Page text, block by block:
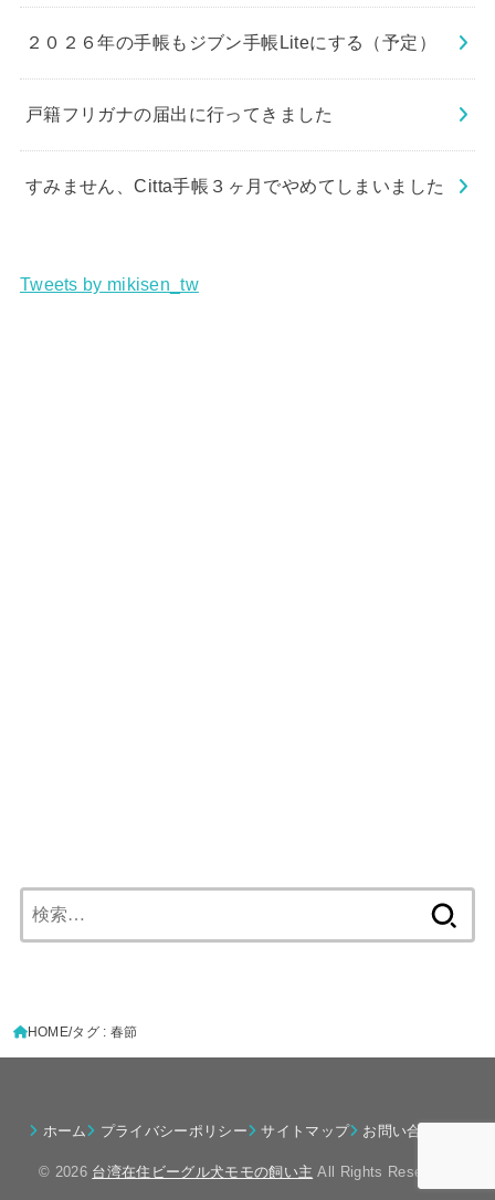
２０２６年の手帳もジブン手帳Liteにする（予定）
戸籍フリガナの届出に行ってきました
すみません、Citta手帳３ヶ月でやめてしまいました
Tweets by mikisen_tw
索:
HOME タグ : 春節
ホーム プライバシーポリシー サイトマップ お問い合わせ
© 2026 台湾在住ビーグル犬モモの飼い主 All Rights Reserved.